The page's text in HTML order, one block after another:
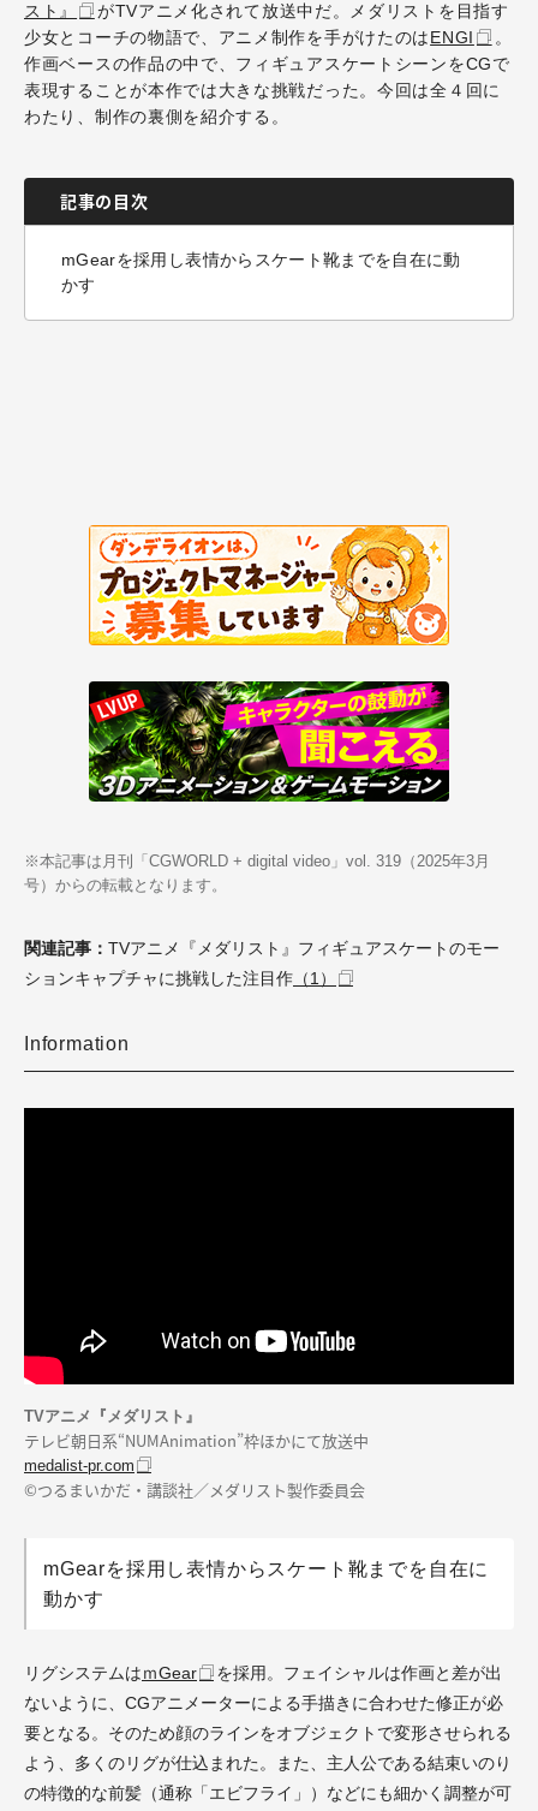
スト』
がTVアニメ化されて放送中だ。メダリストを目指す
少女とコーチの物語で、アニメ制作を手がけたのはENGI
。
作画ベースの作品の中で、フィギュアスケートシーンをCGで
表現することが本作では大きな挑戦だった。今回は全４回に
わたり、制作の裏側を紹介する。
記事の目次
mGearを採用し表情からスケート靴までを自在に動
かす
※本記事は月刊「CGWORLD + digital video」vol. 319（2025年3月
号）からの転載となります。
関連記事： TVアニメ『メダリスト』フィギュアスケートのモー
ションキャプチャに挑戦した注目作 （1）
Information
TVアニメ『メダリスト』
テレビ朝日系“NUMAnimation”枠ほかにて放送中
medalist-pr.com
©つるまいかだ・講談社／メダリスト製作委員会
mGearを採用し表情からスケート靴までを自在に
動かす
リグシステムはｍGear
を採用。フェイシャルは作画と差が出
ないように、CGアニメーターによる手描きに合わせた修正が必
要となる。そのため顔のラインをオブジェクトで変形させられる
よう、多くのリグが仕込まれた。また、主人公である結束いのり
の特徴的な前髪（通称「エビフライ」）などにも細かく調整が可